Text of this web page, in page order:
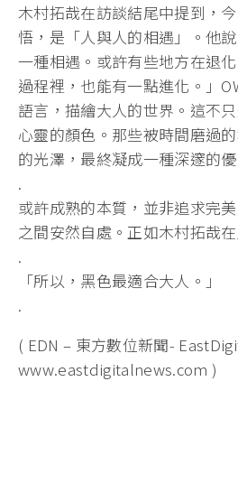
木村拓哉在訪談結尾中提到，
悟，是「人與人的相遇」。他
一種相遇。或許有些地方在退
過程裡，也能有一點進化。」
語言，描繪大人的世界。這不
心靈的顏色。那些被時間磨過
的光澤，最終凝成一種深邃的優
.
或許成熟的本質，並非追求完
之間安然自處。正如木村拓哉
.
「所以，黑色最適合大人。」
.
( EDN – 東方數位新聞-
www.eastdigitalnews.com )